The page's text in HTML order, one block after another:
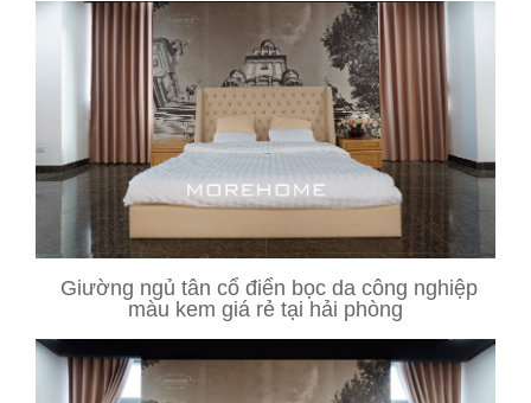
Giường ngủ tân cổ điển bọc da công nghiệp
màu kem giá rẻ tại hải phòng